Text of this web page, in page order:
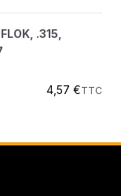
?
.315,
4,57 €TTC